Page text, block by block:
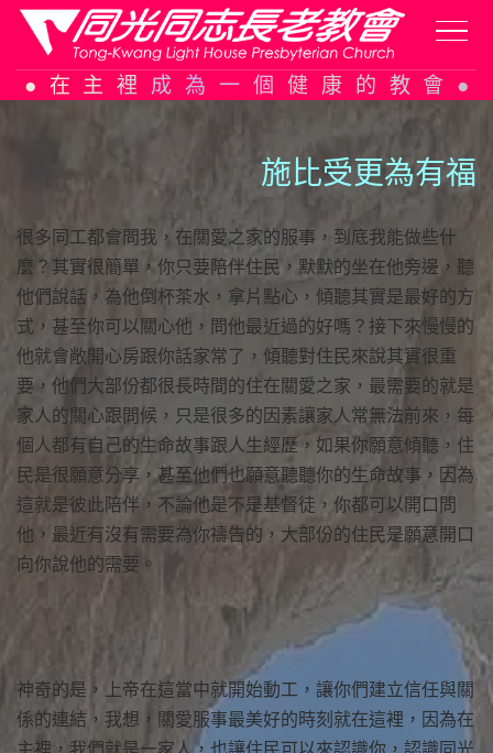
Skip
to
在主裡成為一個健康的教會
施比受更為有福
很多同工都會問我，在關愛之家的服事，到底我能做些什
麼？其實很簡單，你只要陪伴住民，默默的坐在他旁邊，聽
他們說話，為他倒杯茶水，拿片點心，傾聽其實是最好的方
式，甚至你可以關心他，問他最近過的好嗎？接下來慢慢的
他就會敞開心房跟你話家常了，傾聽對住民來說其實很重
要，他們大部份都很長時間的住在關愛之家，最需要的就是
家人的關心跟問候，只是很多的因素讓家人常無法前來，每
個人都有自己的生命故事跟人生經歷，如果你願意傾聽，住
民是很願意分享，甚至他們也願意聽聽你的生命故事，因為
這就是彼此陪伴，不論他是不是基督徒，你都可以開口問
他，最近有沒有需要為你禱告的，大部份的住民是願意開口
向你說他的需要。
神奇的是，上帝在這當中就開始動工，讓你們建立信任與關
係的連結，我想，關愛服事最美好的時刻就在這裡，因為在
主裡，我們就是一家人，也讓住民可以來認識你，認識同光